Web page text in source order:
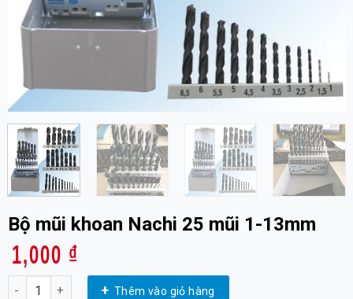
Bộ mũi khoan Nachi 25 mũi 1-13mm
1,000 ₫
Bộ mũi khoan Nachi 25 mũi 1-13mm số lượng
Thêm vào giỏ hàng